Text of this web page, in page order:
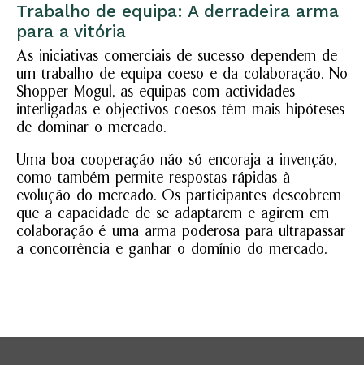
Trabalho de equipa: A derradeira arma
para a vitória
As iniciativas comerciais de sucesso dependem de
um trabalho de equipa coeso e da colaboração. No
Shopper Mogul, as equipas com actividades
interligadas e objectivos coesos têm mais hipóteses
de dominar o mercado.
Uma boa cooperação não só encoraja a invenção,
como também permite respostas rápidas à
evolução do mercado. Os participantes descobrem
que a capacidade de se adaptarem e agirem em
colaboração é uma arma poderosa para ultrapassar
a concorrência e ganhar o domínio do mercado.